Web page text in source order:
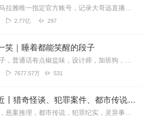
，可以解说一些漫威电影吗？谢谢。
为主播打call！！！☺️☺️🤗
大哥远喜马拉雅唯一指定官方账号，记录大哥远直播时讲述每段故事会，用最接地气的东北话带你身临其境走进每一段故事会，你笑了就行，不要纠结故事的真实性。故事消失的就是...
2.77亿 297
笑｜睡着都能笑醒的段子
成都川妹子，普通话有点椒盐味，设计师，加班狗，每周一单更，欢迎订阅。【主播有声书系列一键直达】适合小学到高中青少年听的趣味故事有声书：孩子最爱的启智笑话书越听...
7677.57万 531
生人勿近丨猎奇怪谈、犯罪案件、都市传说、未解之谜
恐怖电影，悬案推理，都市传说，犯罪纪实，灵异事件，自然灾难，未解之谜。＞＞点击加入西米团，从一桩桩奇闻异录中，窥探人性的善恶。这里没有刻意的语气渲染，也没有凭空...